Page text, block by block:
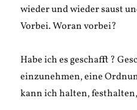
wieder und wieder saust
Vorbei. Woran vorbei?
Habe ich es geschafft ?
einzunehmen, eine
kann ich halten,